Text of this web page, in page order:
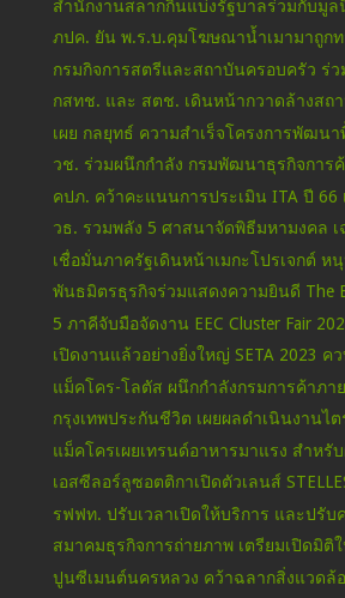
สำนักงานสลากกินแบ่งรัฐบาลร่วมกับมู
ภปค. ยัน พ.ร.บ.คุมโฆษณาน้ำเมามาถูก
กรมกิจการสตรีและสถาบันครอบครัว ร่
กสทช. และ สตช. เดินหน้ากวาดล้างสถ
เผย กลยุทธ์ ความสำเร็จโครงการพัฒน
วช. ร่วมผนึกกำลัง กรมพัฒนาธุรกิจการค้
คปภ. คว้าคะแนนการประเมิน ITA ปี 66
วธ. รวมพลัง 5 ศาสนาจัดพิธีมหามงคล เ
เชื่อมั่นภาครัฐเดินหน้าเมกะโปรเจกต์ ห
พันธมิตรธุรกิจร่วมแสดงความยินดี The
5 ภาคีจับมือจัดงาน EEC Cluster Fair
เปิดงานแล้วอย่างยิ่งใหญ่ SETA 2023 ค
แม็คโคร-โลตัส ผนึกกำลังกรมการค้าภา
กรุงเทพประกันชีวิต เผยผลดำเนินงานไ
แม็คโครเผยเทรนด์อาหารมาแรง สำหรั
เอสซีลอร์ลูซอตติกาเปิดตัวเลนส์
รฟฟท. ปรับเวลาเปิดให้บริการ และปรับ
สมาคมธุรกิจการถ่ายภาพ เตรียมเปิดมิติ
ปูนซีเมนต์นครหลวง คว้าฉลากสิ่งแวดล้